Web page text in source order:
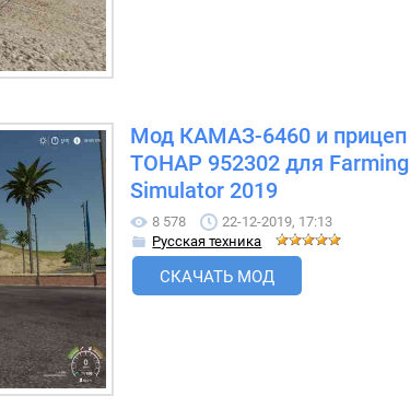
Мод КАМАЗ-6460 и прицеп
TOHAP 952302 для Farming
Simulator 2019
8 578
22-12-2019, 17:13
Русская техника
СКАЧАТЬ МОД